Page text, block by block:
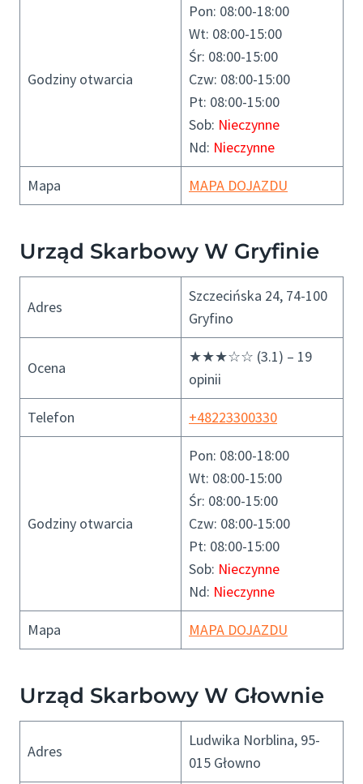
Godziny otwarcia
Pon: 08:00-18:00
Wt: 08:00-15:00
Śr: 08:00-15:00
Czw: 08:00-15:00
Pt: 08:00-15:00
Sob: Nieczynne
Nd: Nieczynne
Mapa MAPA DOJAZDU
Urząd Skarbowy W Gryfinie
Adres
Szczecińska 24, 74-100
Gryfino
Ocena
★★★☆☆ (3.1) – 19
opinii
Telefon +48223300330
Godziny otwarcia
Pon: 08:00-18:00
Wt: 08:00-15:00
Śr: 08:00-15:00
Czw: 08:00-15:00
Pt: 08:00-15:00
Sob: Nieczynne
Nd: Nieczynne
Mapa MAPA DOJAZDU
Urząd Skarbowy W Głownie
Adres
Ludwika Norblina, 95-
015 Głowno